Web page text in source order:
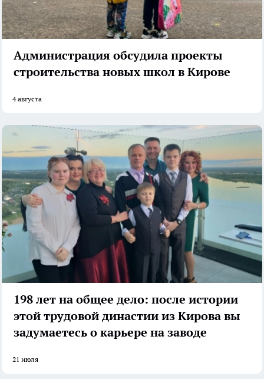
Администрация обсудила проекты
строительства новых школ в Кирове
4 августа
198 лет на общее дело: после истории
этой трудовой династии из Кирова вы
задумаетесь о карьере на заводе
21 июля